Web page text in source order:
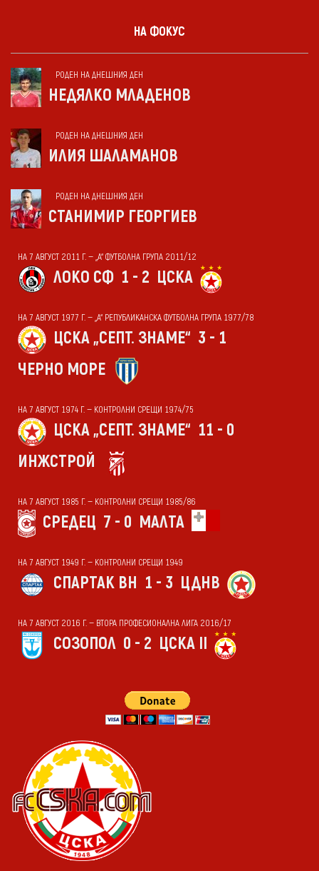
НА ФОКУС
РОДЕН НА ДНЕШНИЯ ДЕН
НЕДЯЛКО МЛАДЕНОВ
РОДЕН НА ДНЕШНИЯ ДЕН
ИЛИЯ ШАЛАМАНОВ
РОДЕН НА ДНЕШНИЯ ДЕН
СТАНИМИР ГЕОРГИЕВ
НА 7 АВГУСТ 2011 Г. — „А“ ФУТБОЛНА ГРУПА 2011/12
ЛОКО СФ 1 - 2 ЦСКА
НА 7 АВГУСТ 1977 Г. — „А“ РЕПУБЛИКАНСКА ФУТБОЛНА ГРУПА 1977/78
ЦСКА „СЕПТ. ЗНАМЕ“ 3 - 1
ЧЕРНО МОРЕ
НА 7 АВГУСТ 1974 Г. — КОНТРОЛНИ СРЕЩИ 1974/75
ЦСКА „СЕПТ. ЗНАМЕ“ 11 - 0
ИНЖСТРОЙ
НА 7 АВГУСТ 1985 Г. — КОНТРОЛНИ СРЕЩИ 1985/86
СРЕДЕЦ 7 - 0 МАЛТА
НА 7 АВГУСТ 1949 Г. — КОНТРОЛНИ СРЕЩИ 1949
СПАРТАК ВН 1 - 3 ЦДНВ
НА 7 АВГУСТ 2016 Г. — ВТОРА ПРОФЕСИОНАЛНА ЛИГА 2016/17
СОЗОПОЛ 0 - 2 ЦСКА II